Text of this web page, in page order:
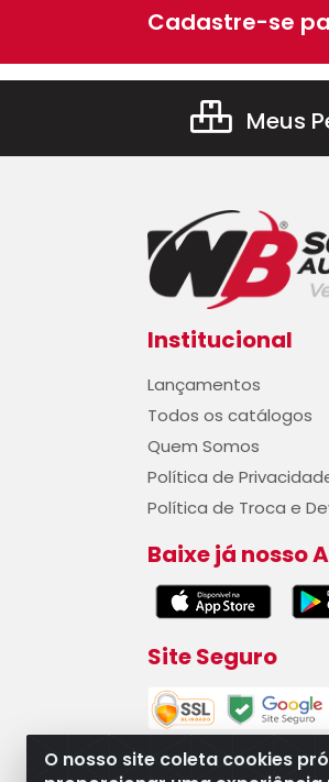
O nosso site coleta cookies
Cadastre-se
Meus
Institucional
Lançamentos
Todos os catálogos
Quem Somos
Política de
Política de Troca e
Baixe já nosso
Site Seguro